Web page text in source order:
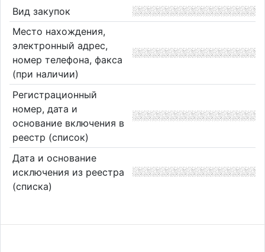
Вид закупок
Место нахождения,
электронный адрес,
номер телефона, факса
(при наличии)
Регистрационный
номер, дата и
основание включения в
реестр (список)
Дата и основание
исключения из реестра
(списка)